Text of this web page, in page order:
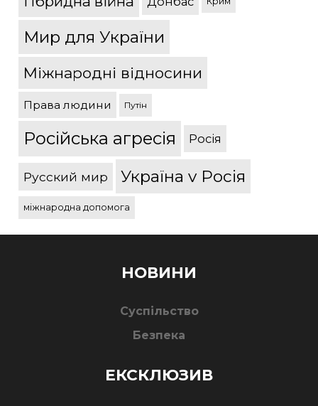
Мир для України
Міжнародні відносини
Права людини Путін
Російська агресія Росія
Русский мир Україна v Росія
міжнародна допомога
НОВИНИ
Суспільство
Безпека
ЕКСКЛЮЗИВ